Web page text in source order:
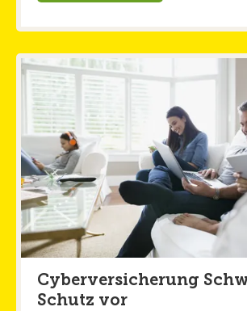
Cyberversicherung
Schutz vor